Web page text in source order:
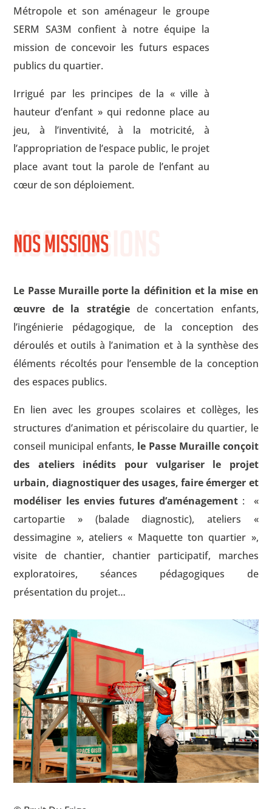
Métropole et son aménageur le groupe
SERM SA3M confient à notre équipe la
mission de concevoir les futurs espaces
publics du quartier.
Irrigué par les principes de la « ville à
hauteur d’enfant » qui redonne place au
jeu, à l’inventivité, à la motricité, à
l’appropriation de l’espace public, le projet
place avant tout la parole de l’enfant au
cœur de son déploiement.
Nos missions
Nos missions
Le Passe Muraille porte la définition et la mise en
œuvre de la stratégiede concertation enfants,
l’ingénierie pédagogique, de la conception des
déroulés et outils à l’animation et à la synthèse des
éléments récoltés pour l’ensemble de la conception
des espaces publics.
En lien avec les groupes scolaires et collèges, les
structures d’animation et périscolaire du quartier, le
conseil municipal enfants, le Passe Muraille conçoit
des ateliers inédits pour vulgariser le projet
urbain, diagnostiquer des usages, faire émerger et
modéliser les envies futures d’aménagement : «
cartopartie » (balade diagnostic), ateliers «
dessimagine », ateliers « Maquette ton quartier »,
visite de chantier, chantier participatif, marches
exploratoires, séances pédagogiques de
présentation du projet…